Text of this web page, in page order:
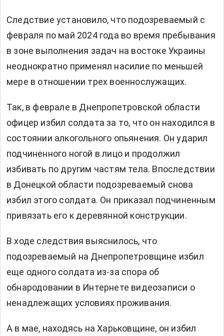
Следствие установило, что подозреваемый с
февраля по май 2024 года во время пребывания
в зоне выполнения задач на востоке Украины
неоднократно применял насилие по меньшей
мере в отношении трех военнослужащих.
Так, в феврале в Днепропетровской области
офицер избил солдата за то, что он находился в
состоянии алкогольного опьянения. Он ударил
подчиненного ногой в лицо и продолжил
избивать по другим частям тела. Впоследствии
в Донецкой области подозреваемый снова
избил этого солдата. Он приказал подчиненным
привязать его к деревянной конструкции.
В ходе следствия выяснилось, что
подозреваемый на Днепропетровщине избил
еще одного солдата из-за спора об
обнародовании в Интернете видеозаписи о
ненадлежащих условиях проживания.
А в мае, находясь на Харьковщине, он избил